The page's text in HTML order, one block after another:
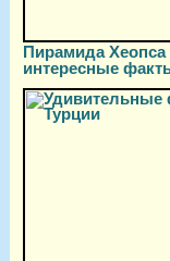
Пирамида Хеопса
интересные